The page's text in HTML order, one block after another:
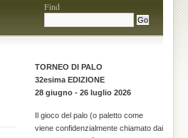
Find
TORNEO DI PALO
32esima EDIZIONE
28 giugno - 26 luglio 2026
Il gioco del palo (o paletto come
viene confidenzialmente chiamato dai